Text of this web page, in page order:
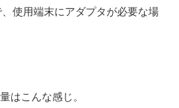
使用端末にアダプタが必要な場
はこんな感じ。